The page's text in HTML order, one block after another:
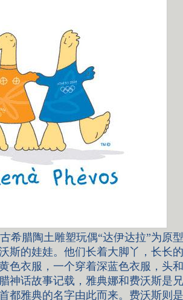
希腊陶土雕塑玩偶“达伊达拉”为原
斯的娃娃。他们长着大脚丫，长长
色衣服，一个穿着深蓝色衣服，头
神话故事记载，雅典娜和费沃斯是
都雅典的名字由此而来。费沃斯则